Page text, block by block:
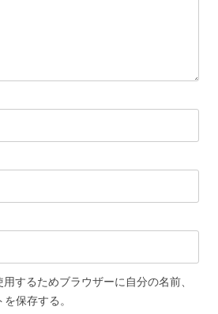
するためブラウザーに自分の名前、
保存する。